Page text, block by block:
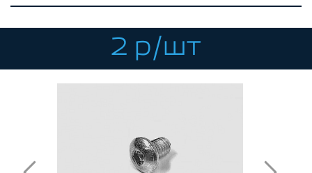
КОНСТРУКЦИОННЫЙ ПРОФИЛЬ
КОМПЛЕКТУЮЩИЕ К ЧПУ
АКСЕССУАРЫ ДЛЯ V-ПАЗА
Т-БОЛТЫ И Т-ГАЙКИ
СИСТЕМА ТРУБНАЯ МОДУЛЬНАЯ
СИСТЕМА ТРУБНАЯ КОНСТРУКЦИОННАЯ
2 р/шт